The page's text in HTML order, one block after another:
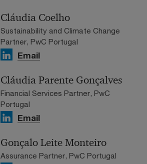
Cláudia Coelho
Sustainability and Climate Change
Partner, PwC Portugal
Email
Cláudia Parente Gonçalves
Financial Services Partner, PwC
Portugal
Email
Gonçalo Leite Monteiro
Assurance Partner, PwC Portugal